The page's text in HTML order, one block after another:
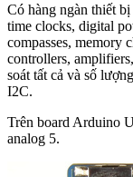
Có hàng ngàn thiết
time clocks, digital
compasses, memory
controllers,
soát tất cả và số
I2C.
Trên board Arduino
analog 5.